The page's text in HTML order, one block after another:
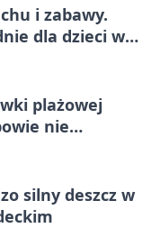
i zabawy.
dla dzieci w
plażowej
nie
silny deszcz w